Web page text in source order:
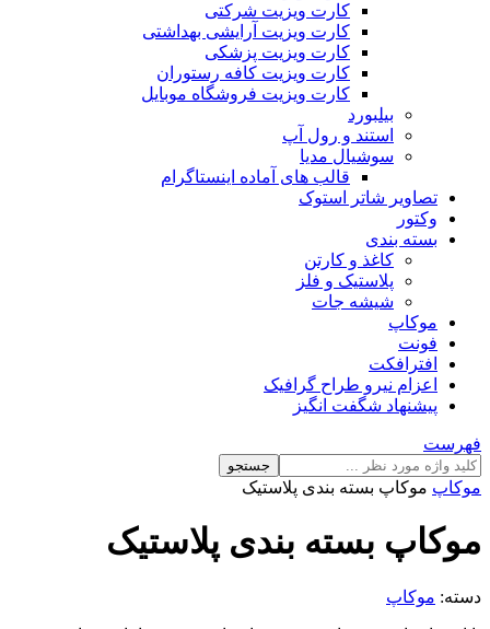
کارت ویزیت شرکتی
کارت ویزیت آرایشی بهداشتی
کارت ویزیت پزشکی
کارت ویزیت کافه رستوران
کارت ویزیت فروشگاه موبایل
بیلبورد
استند و رول آپ
سوشیال مدیا
قالب های آماده اینستاگرام
تصاویر شاتر استوک
وکتور
بسته بندی
کاغذ و کارتن
پلاستیک و فلز
شیشه جات
موکاپ
فونت
افترافکت
اعزام نیرو طراح گرافیک
پیشنهاد شگفت انگیز
فهرست
جستجو
موکاپ موکاپ بسته بندی پلاستیک
موکاپ بسته بندی پلاستیک
دسته: موکاپ